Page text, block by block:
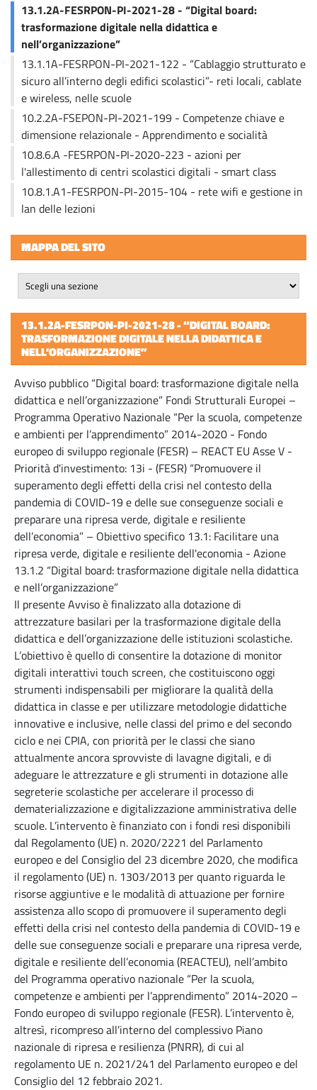
13.1.2A-FESRPON-PI-2021-28 - “Digital board:
trasformazione digitale nella didattica e
nell’organizzazione”
13.1.1A-FESRPON-PI-2021-122 - “Cablaggio strutturato e
sicuro all’interno degli edifici scolastici”- reti locali, cablate
e wireless, nelle scuole
10.2.2A-FSEPON-PI-2021-199 - Competenze chiave e
dimensione relazionale - Apprendimento e socialità
10.8.6.A -FESRPON-PI-2020-223 - azioni per
l'allestimento di centri scolastici digitali - smart class
10.8.1.A1-FESRPON-PI-2015-104 - rete wifi e gestione in
lan delle lezioni
MAPPA DEL SITO
13.1.2A-FESRPON-PI-2021-28 - “DIGITAL BOARD:
TRASFORMAZIONE DIGITALE NELLA DIDATTICA E
NELL’ORGANIZZAZIONE”
Avviso pubblico “Digital board: trasformazione digitale nella
didattica e nell’organizzazione” Fondi Strutturali Europei –
Programma Operativo Nazionale “Per la scuola, competenze
e ambienti per l’apprendimento” 2014-2020 - Fondo
europeo di sviluppo regionale (FESR) – REACT EU Asse V -
Priorità d'investimento: 13i - (FESR) “Promuovere il
superamento degli effetti della crisi nel contesto della
pandemia di COVID-19 e delle sue conseguenze sociali e
preparare una ripresa verde, digitale e resiliente
dell’economia” – Obiettivo specifico 13.1: Facilitare una
ripresa verde, digitale e resiliente dell'economia - Azione
13.1.2 “Digital board: trasformazione digitale nella didattica
e nell’organizzazione”
Il presente Avviso è finalizzato alla dotazione di
attrezzature basilari per la trasformazione digitale della
didattica e dell’organizzazione delle istituzioni scolastiche.
L’obiettivo è quello di consentire la dotazione di monitor
digitali interattivi touch screen, che costituiscono oggi
strumenti indispensabili per migliorare la qualità della
didattica in classe e per utilizzare metodologie didattiche
innovative e inclusive, nelle classi del primo e del secondo
ciclo e nei CPIA, con priorità per le classi che siano
attualmente ancora sprovviste di lavagne digitali, e di
adeguare le attrezzature e gli strumenti in dotazione alle
segreterie scolastiche per accelerare il processo di
dematerializzazione e digitalizzazione amministrativa delle
scuole. L’intervento è finanziato con i fondi resi disponibili
dal Regolamento (UE) n. 2020/2221 del Parlamento
europeo e del Consiglio del 23 dicembre 2020, che modifica
il regolamento (UE) n. 1303/2013 per quanto riguarda le
risorse aggiuntive e le modalità di attuazione per fornire
assistenza allo scopo di promuovere il superamento degli
effetti della crisi nel contesto della pandemia di COVID-19 e
delle sue conseguenze sociali e preparare una ripresa verde,
digitale e resiliente dell’economia (REACTEU), nell’ambito
del Programma operativo nazionale “Per la scuola,
competenze e ambienti per l’apprendimento” 2014-2020 –
Fondo europeo di sviluppo regionale (FESR). L’intervento è,
altresì, ricompreso all’interno del complessivo Piano
nazionale di ripresa e resilienza (PNRR), di cui al
regolamento UE n. 2021/241 del Parlamento europeo e del
Consiglio del 12 febbraio 2021.